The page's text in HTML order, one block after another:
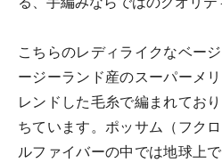
こちらのレディライクなベー
ージーランド産のスーパーメ
レンドした毛糸で編まれてお
ちています。ポッサム（フク
ルファイバーの中では地球上